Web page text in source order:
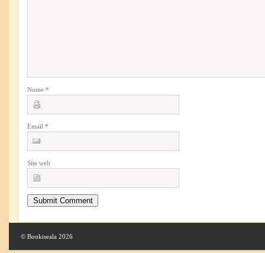
Nume *
Email *
Site web
© Bookiseala 2026